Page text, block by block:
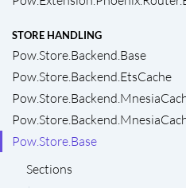
STORE HANDLING
Pow.Store.Backend.Base
Pow.Store.Backend.EtsCache
Pow.Store.Base
Sections